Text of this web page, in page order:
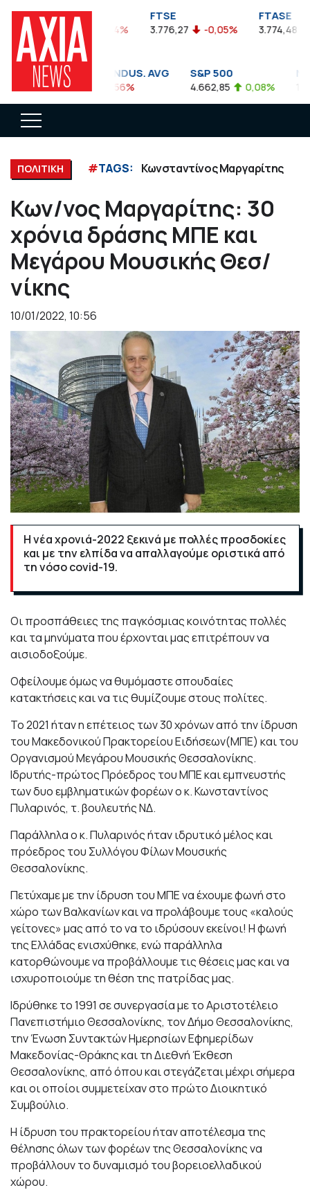
FTSEA
899,47 -0,04%
FTSE
3.776,27 -0,05%
FTASE
3.774,48
DOW JONES INDUS. AVG
35.911,81 -0,56%
S&P 500
4.662,85 0,08%
ΠΟΛΙΤΙΚΗ #TAGS: Κωνσταντίνος Μαργαρίτης
Κων/νος Μαργαρίτης: 30
χρόνια δράσης ΜΠΕ και
Μεγάρου Μουσικής Θεσ/
νίκης
10/01/2022, 10:56
Η νέα χρονιά-2022 ξεκινά με πολλές προσδοκίες
και με την ελπίδα να απαλλαγούμε οριστικά από
τη νόσο covid-19.
Οι προσπάθειες της παγκόσμιας κοινότητας πολλές
και τα μηνύματα που έρχονται μας επιτρέπουν να
αισιοδοξούμε.
Οφείλουμε όμως να θυμόμαστε σπουδαίες
κατακτήσεις και να τις θυμίζουμε στους πολίτες.
Το 2021 ήταν η επέτειος των 30 χρόνων από την ίδρυση
του Μακεδονικού Πρακτορείου Ειδήσεων(ΜΠΕ) και του
Οργανισμού Μεγάρου Μουσικής Θεσσαλονίκης.
Ιδρυτής-πρώτος Πρόεδρος του ΜΠΕ και εμπνευστής
των δυο εμβληματικών φορέων ο κ. Κωνσταντίνος
Πυλαρινός, τ. βουλευτής ΝΔ.
Παράλληλα ο κ. Πυλαρινός ήταν ιδρυτικό μέλος και
πρόεδρος του Συλλόγου Φίλων Μουσικής
Θεσσαλονίκης.
Πετύχαμε με την ίδρυση του ΜΠΕ να έχουμε φωνή στο
χώρο των Βαλκανίων και να προλάβουμε τους «καλούς
γείτονες» μας από το να το ιδρύσουν εκείνοι! Η φωνή
της Ελλάδας ενισχύθηκε, ενώ παράλληλα
κατορθώνουμε να προβάλλουμε τις θέσεις μας και να
ισχυροποιούμε τη θέση της πατρίδας μας.
Ιδρύθηκε το 1991 σε συνεργασία με το Αριστοτέλειο
Πανεπιστήμιο Θεσσαλονίκης, τον Δήμο Θεσσαλονίκης,
την Ένωση Συντακτών Ημερησίων Εφημερίδων
Μακεδονίας-Θράκης και τη Διεθνή Έκθεση
Θεσσαλονίκης, από όπου και στεγάζεται μέχρι σήμερα
και οι οποίοι συμμετείχαν στο πρώτο Διοικητικό
Συμβούλιο.
Η ίδρυση του πρακτορείου ήταν αποτέλεσμα της
θέλησης όλων των φορέων της Θεσσαλονίκης να
προβάλλουν το δυναμισμό του βορειοελλαδικού
χώρου.